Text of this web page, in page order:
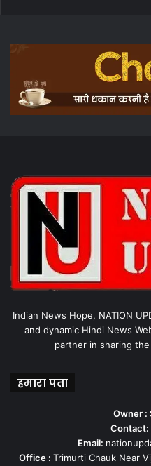
Indian News Hope, NATION
and dynamic Hindi News
partner in sharing
हमारा पता
Owner :
Contact:
Email:
Office : Trimurti Chauk Near